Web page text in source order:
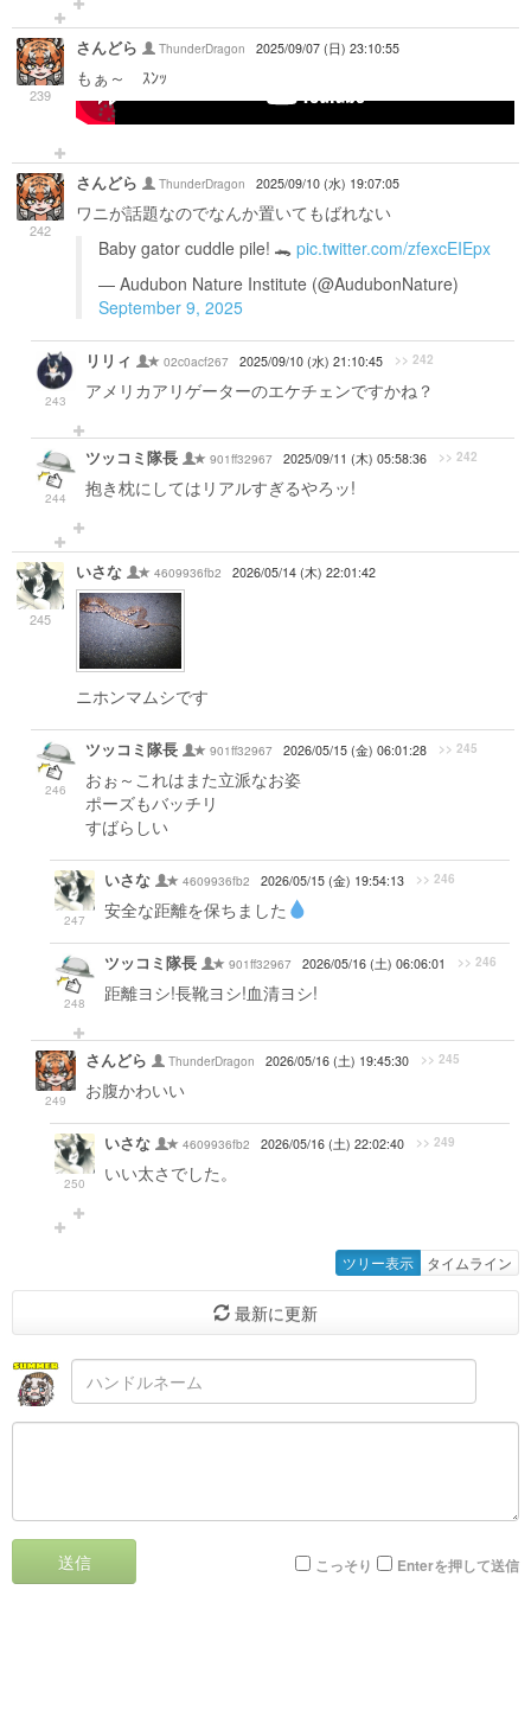
239
さんどら ThunderDragon 2025/09/07 (日) 23:10:55
もぁ～ ｽﾝｯ
-->
242
さんどら ThunderDragon 2025/09/10 (水) 19:07:05
ワニが話題なのでなんか置いてもばれない
Baby gator cuddle pile! 🐊 pic.twitter.com/zfexcEIEpx
— Audubon Nature Institute (@AudubonNature)
September 9, 2025
243
リリィ 02c0acf267 2025/09/10 (水) 21:10:45 >> 242
アメリカアリゲーターのエケチェンですかね？
244
ツッコミ隊長 901ff32967 2025/09/11 (木) 05:58:36 >> 242
抱き枕にしてはリアルすぎるやろッ!
245
いさな 4609936fb2 2026/05/14 (木) 22:01:42
ニホンマムシです
246
ツッコミ隊長 901ff32967 2026/05/15 (金) 06:01:28 >> 245
おぉ～これはまた立派なお姿
ポーズもバッチリ
すばらしい
247
いさな 4609936fb2 2026/05/15 (金) 19:54:13 >> 246
安全な距離を保ちました
248
ツッコミ隊長 901ff32967 2026/05/16 (土) 06:06:01 >> 246
距離ヨシ!長靴ヨシ!血清ヨシ!
249
さんどら ThunderDragon 2026/05/16 (土) 19:45:30 >> 245
お腹かわいい
250
いさな 4609936fb2 2026/05/16 (土) 22:02:40 >> 249
いい太さでした。
ツリー表示 タイムライン
最新に更新
送信 こっそり Enterを押して送信